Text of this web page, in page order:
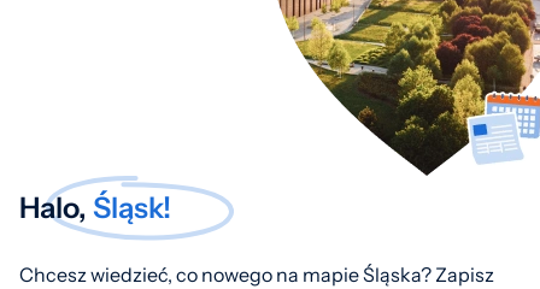
Halo, Śląsk!
Chcesz wiedzieć, co nowego na mapie Śląska? Zapisz